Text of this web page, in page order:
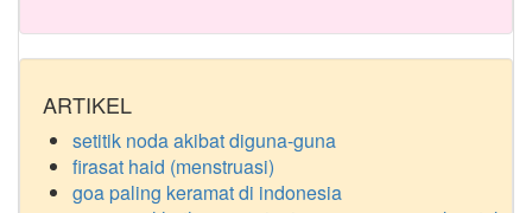
ARTIKEL
setitik noda akibat diguna-guna
firasat haid (menstruasi)
goa paling keramat di indonesia